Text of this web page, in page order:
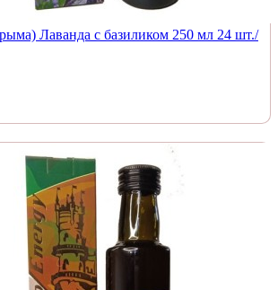
Лаванда с базиликом 250 мл 24 шт./